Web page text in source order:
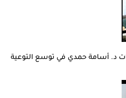
د. أسامة حمدي في توسع التوعية